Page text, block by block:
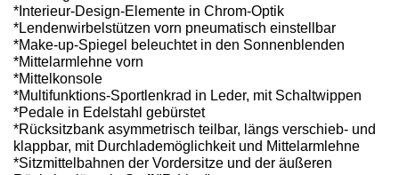
*Interieur-Design-Elemente in Chrom-Optik
*Lendenwirbelstützen vorn pneumatisch einstellbar
*Make-up-Spiegel beleuchtet in den Sonnenblenden
*Mittelarmlehne vorn
*Mittelkonsole
*Multifunktions-Sportlenkrad in Leder, mit Schaltwippen
*Pedale in Edelstahl gebürstet
*Rücksitzbank asymmetrisch teilbar, längs verschieb- und
klappbar, mit Durchlademöglichkeit und Mittelarmlehne
*Sitzmittelbahnen der Vordersitze und der äußeren